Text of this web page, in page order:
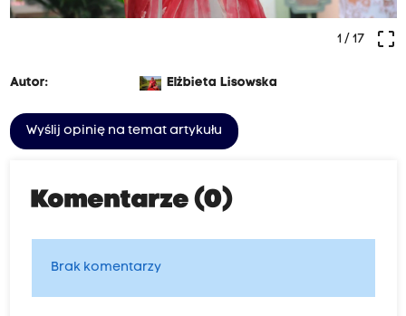
crop_free
1/ 17
Autor: Elżbieta Lisowska
Wyślij opinię na temat artykułu
Komentarze (0)
Brak komentarzy